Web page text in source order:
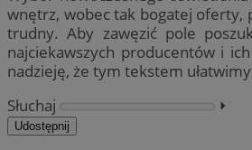
wnętrz, wobec tak bogatej oferty,
trudny. Aby zawęzić pole
najciekawszych producentów i
nadzieję, że tym tekstem
Słuchaj
⏵︎
Udostępnij